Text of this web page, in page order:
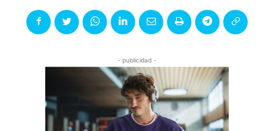
- publicidad -